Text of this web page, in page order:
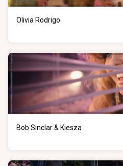
Olivia Rodrigo
Bob Sinclar & Kiesza